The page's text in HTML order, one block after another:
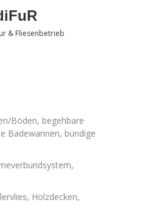
& Fliesenbetrieb
Böden, begehbare
Badewannen, bündige
Holzdecken,